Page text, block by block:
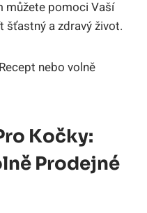
můžete pomoci Vaší
šťastný a zdravý život.
Kočky:
Prodejné